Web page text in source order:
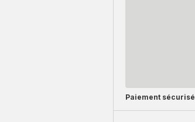
Paiement sécurisé